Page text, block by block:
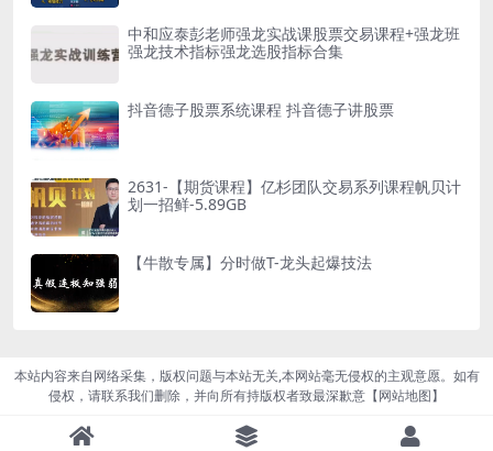
中和应泰彭老师强龙实战课股票交易课程+强龙班
强龙技术指标强龙选股指标合集
抖音德子股票系统课程 抖音德子讲股票
2631-【期货课程】亿杉团队交易系列课程帆贝计
划一招鲜-5.89GB
【牛散专属】分时做T-龙头起爆技法
本站内容来自网络采集，版权问题与本站无关,本网站毫无侵权的主观意愿。如有
侵权，请联系我们删除，并向所有持版权者致最深歉意【网站地图】